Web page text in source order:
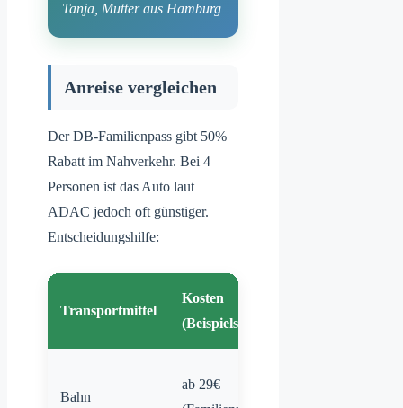
Tanja, Mutter aus Hamburg
Anreise vergleichen
Der DB-Familienpass gibt 50%
Rabatt im Nahverkehr. Bei 4
Personen ist das Auto laut
ADAC jedoch oft günstiger.
Entscheidungshilfe:
Transportmittel
Kosten
(Beispielstrecke)
Bahn
ab 29€